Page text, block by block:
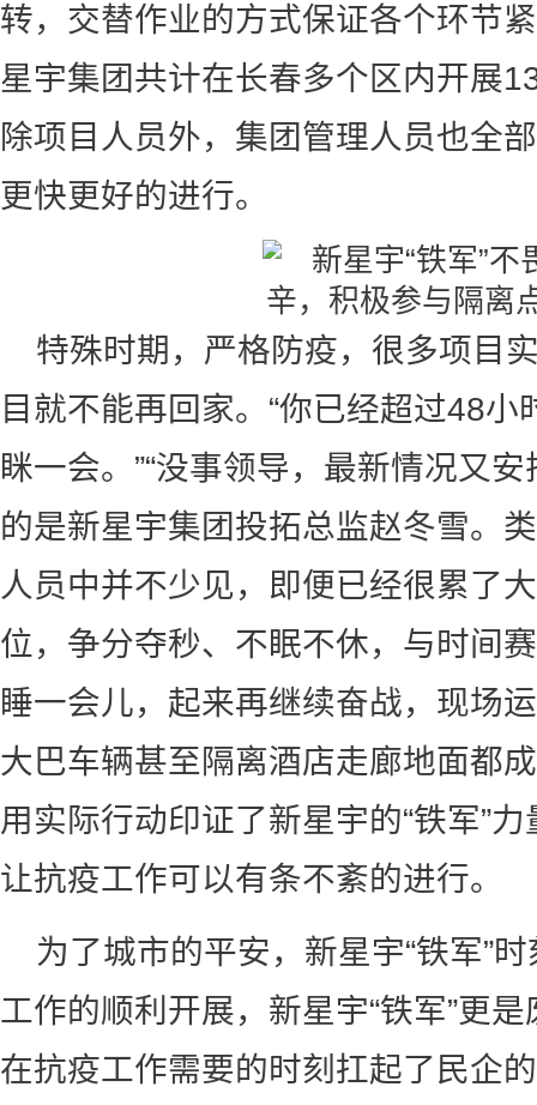
转，交替作业的方式保证各个环节
星宇集团共计在长春多个区内开展
除项目人员外，集团管理人员也全
更快更好的进行。
特殊时期，严格防疫，很多项目
目就不能再回家。“你已经超过48
眯一会。”“没事领导，最新情况又
的是新星宇集团投拓总监赵冬雪。
人员中并不少见，即便已经很累了
位，争分夺秒、不眠不休，与时间
睡一会儿，起来再继续奋战，现场
大巴车辆甚至隔离酒店走廊地面都
用实际行动印证了新星宇的“铁军”
让抗疫工作可以有条不紊的进行。
为了城市的平安，新星宇“铁军”
工作的顺利开展，新星宇“铁军”更
在抗疫工作需要的时刻扛起了民企